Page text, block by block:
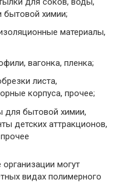
бытовой химии;
материалы,
вагонка, пленка;
листа,
корпуса, прочее;
для бытовой химии,
детских аттракционов,
могут
видах полимерного